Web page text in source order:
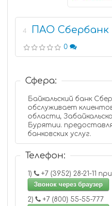
4 ПАО Сбербанк
0
Сфера:
Байкальский банк
обслуживает
области,
Бурятии.
банковских услуг.
Телефон:
1)
+7 (3952)
Звонок через браузер
2)
+7 (800) 55-55-777